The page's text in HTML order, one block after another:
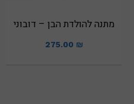
מתנה להולדת הבן – דובוני
275.00 ₪